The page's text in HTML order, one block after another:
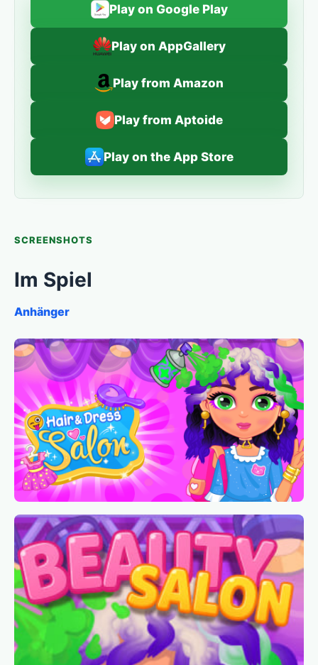
Play on Google Play
Play on AppGallery
Play from Amazon
Play from Aptoide
Play on the App Store
SCREENSHOTS
Im Spiel
Anhänger